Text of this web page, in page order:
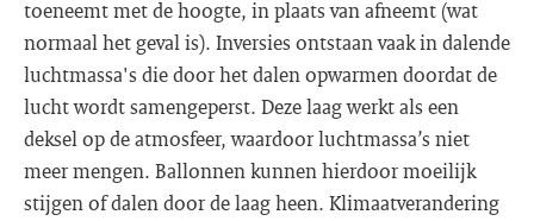
toeneemt met de hoogte, in plaats van afneemt (wat
normaal het geval is). Inversies ontstaan vaak in dalende
luchtmassa's die door het dalen opwarmen doordat de
lucht wordt samengeperst. Deze laag werkt als een
deksel op de atmosfeer, waardoor luchtmassa’s niet
meer mengen. Ballonnen kunnen hierdoor moeilijk
stijgen of dalen door de laag heen. Klimaatverandering